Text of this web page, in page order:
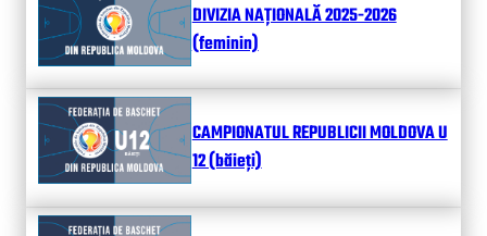
DIVIZIA NAȚIONALĂ 2025-2026
(feminin)
CAMPIONATUL REPUBLICII MOLDOVA U
12 (băieți)